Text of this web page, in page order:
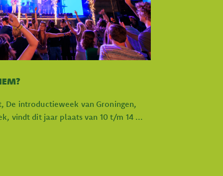
De introductieweek van Groningen,
vindt dit jaar plaats van 10 t/m 14 ...